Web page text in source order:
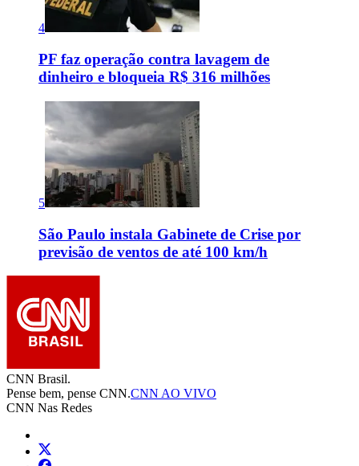
4
PF faz operação contra lavagem de
dinheiro e bloqueia R$ 316 milhões
5
São Paulo instala Gabinete de Crise por
previsão de ventos de até 100 km/h
CNN Brasil.
Pense bem, pense CNN.CNN AO VIVO
CNN Nas Redes